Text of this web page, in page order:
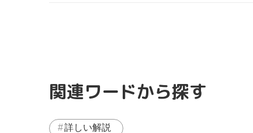
関連ワードから探す
詳しい解説